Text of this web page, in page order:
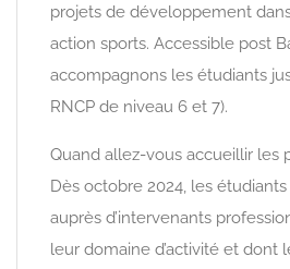
projets de développement
action sports. Accessible post
accompagnons les étudiants
RNCP de niveau 6 et 7).
Quand allez-vous accueillir les
Dès octobre 2024, les
auprès d’intervenants
leur domaine d’activité et dont